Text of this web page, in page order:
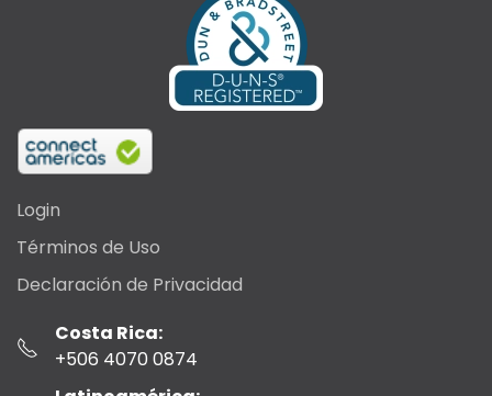
Login
Términos de Uso
Declaración de Privacidad
Costa Rica:
+506 4070 0874